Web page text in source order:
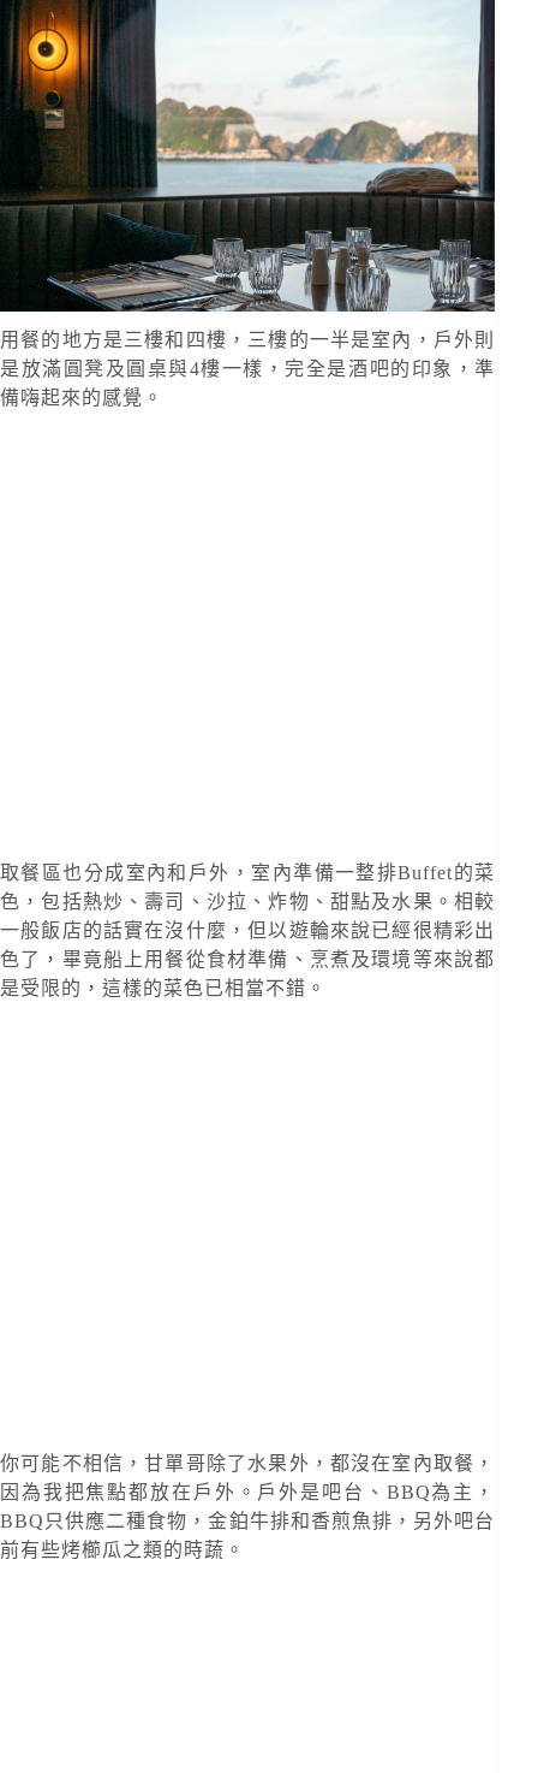
用餐的地方是三樓和四樓，三樓的一半是室內，戶外則
是放滿圓凳及圓桌與4樓一樣，完全是酒吧的印象，準
備嗨起來的感覺。
取餐區也分成室內和戶外，室內準備一整排Buffet的菜
色，包括熱炒、壽司、沙拉、炸物、甜點及水果。相較
一般飯店的話實在沒什麼，但以遊輪來說已經很精彩出
色了，畢竟船上用餐從食材準備、烹煮及環境等來說都
是受限的，這樣的菜色已相當不錯。
你可能不相信，甘單哥除了水果外，都沒在室內取餐，
因為我把焦點都放在戶外。戶外是吧台、BBQ為主，
BBQ只供應二種食物，金鉑牛排和香煎魚排，另外吧台
前有些烤櫛瓜之類的時蔬。